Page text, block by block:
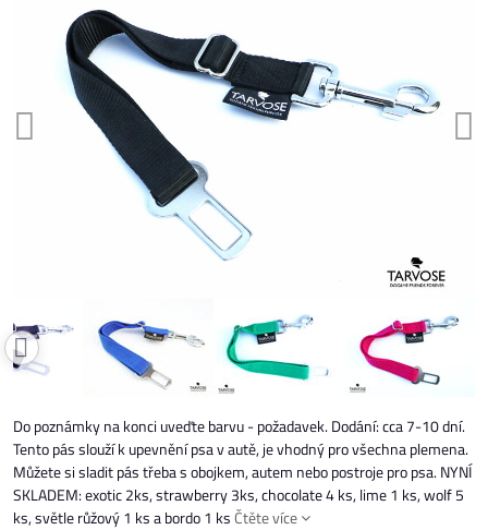
Do poznámky na konci uveďte barvu - požadavek. Dodání: cca 7-10 dní.
Tento pás slouží k upevnění psa v autě, je vhodný pro všechna plemena.
Můžete si sladit pás třeba s obojkem, autem nebo postroje pro psa. NYNÍ
SKLADEM: exotic 2ks, strawberry 3ks, chocolate 4 ks, lime 1 ks, wolf 5
ks, světle růžový 1 ks a bordo 1 ksČtěte více